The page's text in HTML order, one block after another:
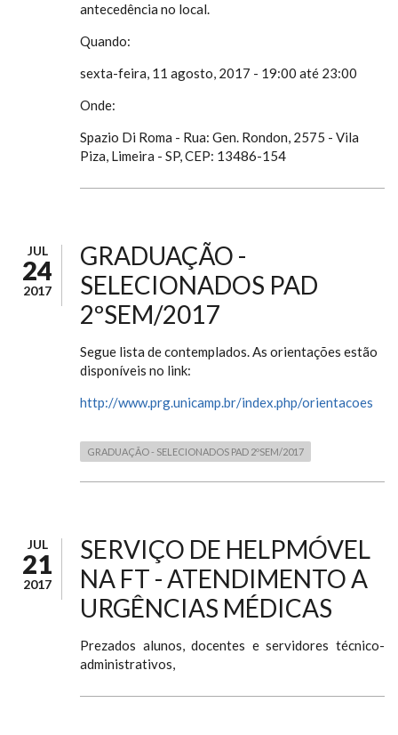
antecedência no local.
Quando:
sexta-feira, 11 agosto, 2017 - 19:00 até 23:00
Onde:
Spazio Di Roma - Rua: Gen. Rondon, 2575 - Vila
Piza, Limeira - SP, CEP: 13486-154
JUL
24
2017
GRADUAÇÃO -
SELECIONADOS PAD
2ºSEM/2017
Segue lista de contemplados. As orientações estão
disponíveis no link:
http://www.prg.unicamp.br/index.php/orientacoes
GRADUAÇÃO - SELECIONADOS PAD 2ºSEM/2017
JUL
21
2017
SERVIÇO DE HELPMÓVEL
NA FT - ATENDIMENTO A
URGÊNCIAS MÉDICAS
Prezados alunos, docentes e servidores técnico-
administrativos,